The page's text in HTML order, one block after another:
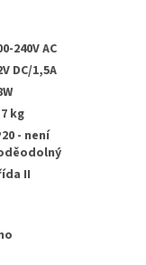
240V AC
DC/1,5A
kg
- není
II